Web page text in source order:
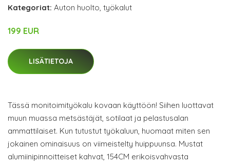
Kategoriat: Auton huolto, työkalut
199 EUR
LISÄTIETOJA
Tässä monitoimityökalu kovaan käyttöön! Siihen luottavat
muun muassa metsästäjät, sotilaat ja pelastusalan
ammattilaiset. Kun tutustut työkaluun, huomaat miten sen
jokainen ominaisuus on viimeistelty huippuunsa. Mustat
alumiinipinnoitteiset kahvat, 154CM erikoisvahvasta